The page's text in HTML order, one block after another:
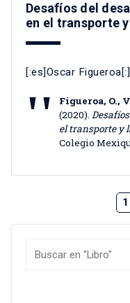
Desafíos del
en el transporte
[:es]Oscar Figueroa[:]
Figueroa, O.,
(2020).
el transporte y
Colegio
1